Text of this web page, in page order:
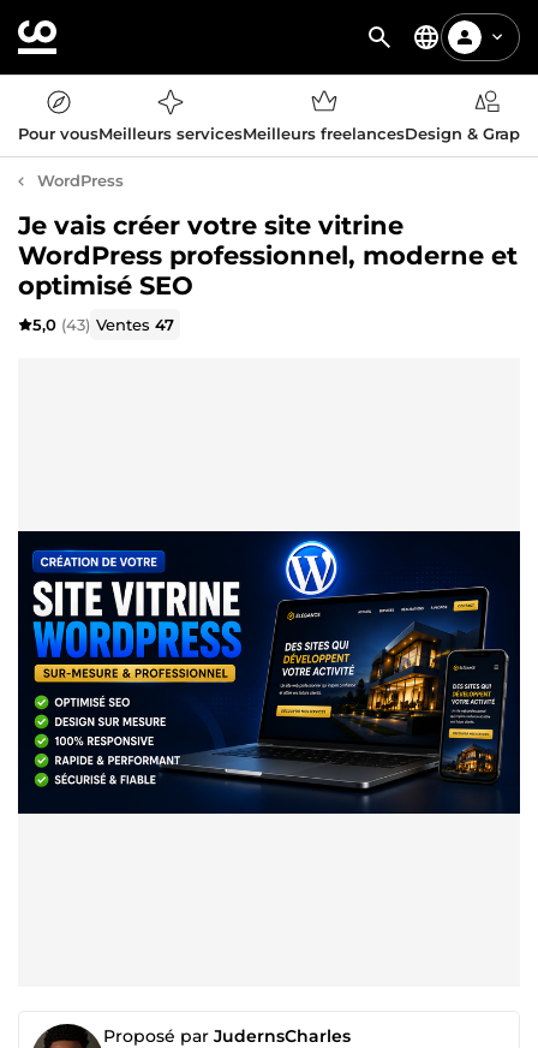
Pour vousMeilleurs servicesMeilleurs freelancesDesign &
WordPress
Je vais créer votre site vitrine
WordPress professionnel, moderne et
optimisé SEO
5,0 (43) Ventes47
Proposé par JudernsCharles